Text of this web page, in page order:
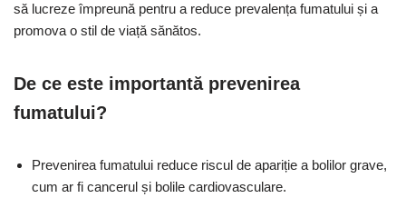
să lucreze împreună pentru a reduce prevalența fumatului și a
promova o stil de viață sănătos.
De ce este importantă prevenirea
fumatului?
Prevenirea fumatului reduce riscul de apariție a bolilor grave,
cum ar fi cancerul și bolile cardiovasculare.